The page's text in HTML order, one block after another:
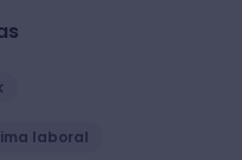
laboral